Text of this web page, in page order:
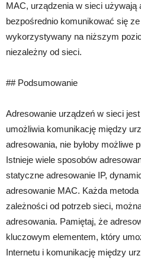
MAC, urządzenia w sieci używają
bezpośrednio komunikować się
wykorzystywany na niższym
niezależny od sieci.
## Podsumowanie
Adresowanie urządzeń w sieci
umożliwia komunikację między
adresowania, nie byłoby możliwe
Istnieje wiele sposobów
statyczne adresowanie IP,
adresowanie MAC. Każda
zależności od potrzeb sieci,
adresowania. Pamiętaj, że
kluczowym elementem, który
Internetu i komunikację między